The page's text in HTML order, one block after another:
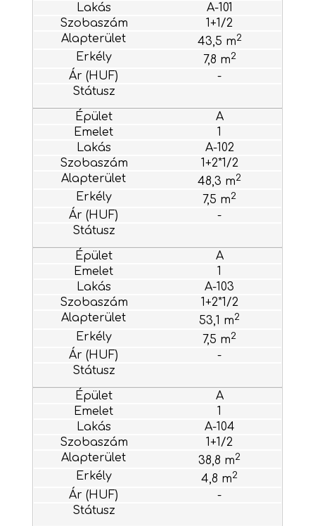
A-101
1+1/2
43,5 m2
7,8 m2
-
A
1
A-102
1+2*1/2
48,3 m2
7,5 m2
-
A
1
A-103
1+2*1/2
53,1 m2
7,5 m2
-
A
1
A-104
1+1/2
38,8 m2
4,8 m2
-